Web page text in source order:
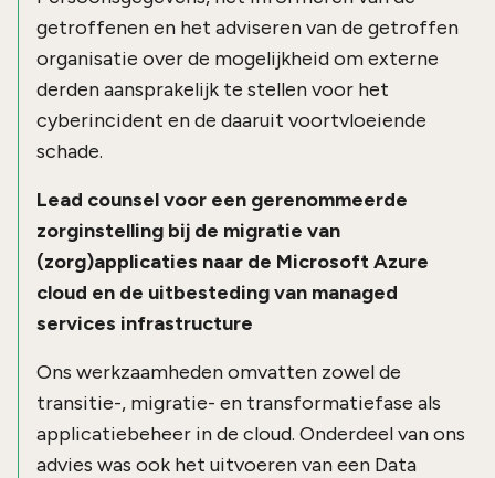
getroffenen en het adviseren van de getroffen
organisatie over de mogelijkheid om externe
derden aansprakelijk te stellen voor het
cyberincident en de daaruit voortvloeiende
schade.
Lead counsel voor een gerenommeerde
zorginstelling bij de migratie van
(zorg)applicaties naar de Microsoft Azure
cloud en de uitbesteding van managed
services infrastructure
Ons werkzaamheden omvatten zowel de
transitie-, migratie- en transformatiefase als
applicatiebeheer in de cloud. Onderdeel van ons
advies was ook het uitvoeren van een Data